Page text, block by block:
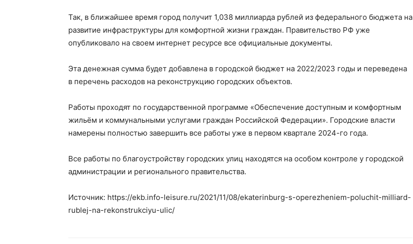
Так, в ближайшее время город получит 1,038 миллиарда рублей из федерального бюджета на
развитие инфраструктуры для комфортной жизни граждан. Правительство РФ уже
опубликовало на своем интернет ресурсе все официальные документы.
Эта денежная сумма будет добавлена в городской бюджет на 2022/2023 годы и переведена
в перечень расходов на реконструкцию городских объектов.
Работы проходят по государственной программе «Обеспечение доступным и комфортным
жильём и коммунальными услугами граждан Российской Федерации». Городские власти
намерены полностью завершить все работы уже в первом квартале 2024-го года.
Все работы по благоустройству городских улиц находятся на особом контроле у городской
администрации и регионального правительства.
Источник: https://ekb.info-leisure.ru/2021/11/08/ekaterinburg-s-operezheniem-poluchit-milliard-
rublej-na-rekonstrukciyu-ulic/